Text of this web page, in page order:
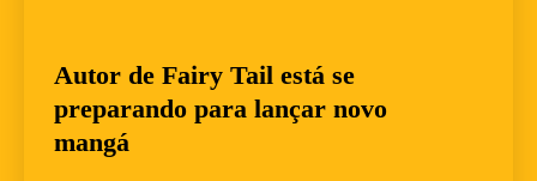
Autor de Fairy Tail está se
preparando para lançar novo
mangá